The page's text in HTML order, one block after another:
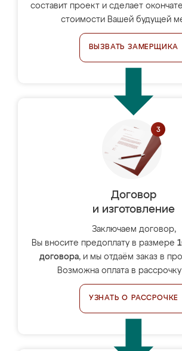
составит проект и сделает
стоимости Вашей будущей
ВЫЗВАТЬ ЗАМЕРЩИКА
Договор
и изготовление
Заключаем договор,
Вы вносите предоплату в размере
договора, и мы отдаём заказ в
Возможна оплата в
УЗНАТЬ О РАССРОЧКЕ